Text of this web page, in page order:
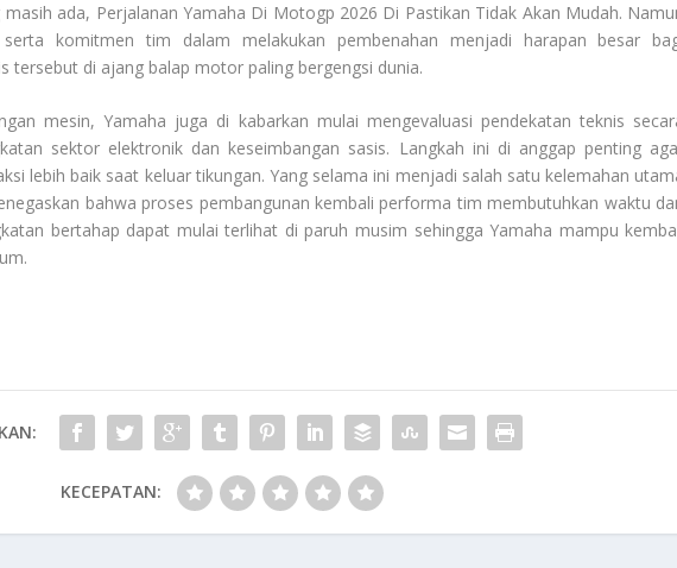
ada, Perjalanan Yamaha Di Motogp 2026 Di Pastikan Tidak Akan Mudah.
komitmen tim dalam melakukan pembenahan menjadi harapan besar
tersebut di ajang balap motor paling bergengsi dunia.
mesin, Yamaha juga di kabarkan mulai mengevaluasi pendekatan teknis
sektor elektronik dan keseimbangan sasis. Langkah ini di anggap penting
lebih baik saat keluar tikungan. Yang selama ini menjadi salah satu kelemahan
bahwa proses pembangunan kembali performa tim membutuhkan waktu
bertahap dapat mulai terlihat di paruh musim sehingga Yamaha mampu
KECEPATAN: